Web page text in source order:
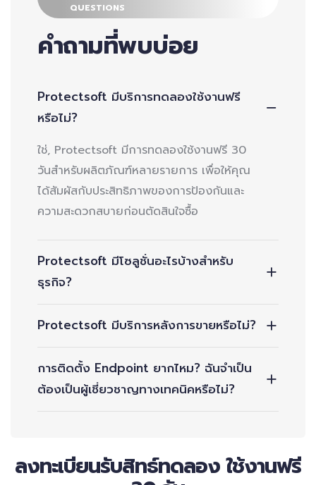
QUESTIONS
คำถามที่พบบ่อย
Protectsoft มีบริการทดลองใช้งานฟรี
หรือไม่?
ใช่, Protectsoft มีการทดลองใช้งานฟรี 30
วันสำหรับผลิตภัณฑ์หลายรายการ เพื่อให้คุณ
ได้สัมผัสกับประสิทธิภาพของการป้องกันและ
ความสะดวกสบายก่อนตัดสินใจซื้อ
Protectsoft มีโซลูชั่นอะไรบ้างสำหรับ
ธุรกิจ?
Protectsoft มีบริการหลังการขายหรือไม่?
การติดตั้ง Endpoint ยากไหม? ฉันจำเป็น
ต้องเป็นผู้เชี่ยวชาญทางเทคนิคหรือไม่?
ลงทะเบียนรับสิทธ์ทดลอง ใช้งานฟรี